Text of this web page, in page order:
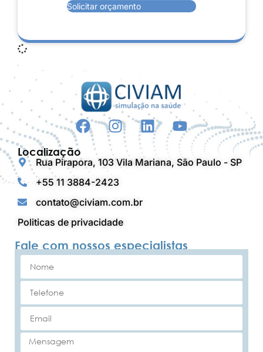
Solicitar orçamento
Localização
Rua Pirapora, 103 Vila Mariana, São Paulo - SP
+55 11 3884-2423
contato@civiam.com.br
Politicas de privacidade
Fale com nossos especialistas